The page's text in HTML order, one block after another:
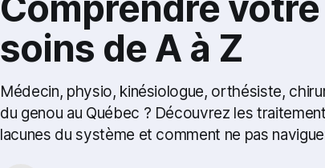
soins de A à Z
Médecin, physio, kinésiologue, orthésiste,
du genou au Québec ? Découvrez les
lacunes du système et comment ne pas